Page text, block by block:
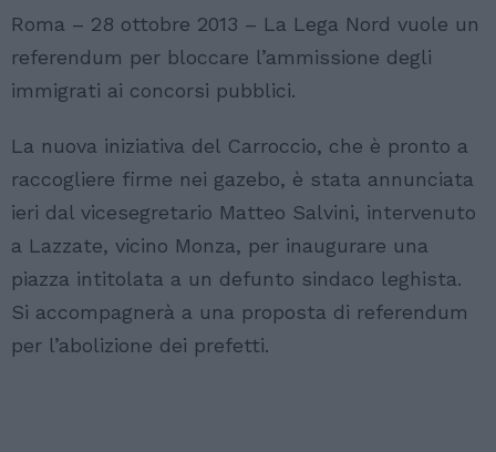
Roma – 28 ottobre 2013 – La Lega Nord vuole un
referendum per bloccare l’ammissione degli
immigrati ai concorsi pubblici.
La nuova iniziativa del Carroccio, che è pronto a
raccogliere firme nei gazebo, è stata annunciata
ieri dal vicesegretario Matteo Salvini, intervenuto
a Lazzate, vicino Monza, per inaugurare una
piazza intitolata a un defunto sindaco leghista.
Si accompagnerà a una proposta di referendum
per l’abolizione dei prefetti.